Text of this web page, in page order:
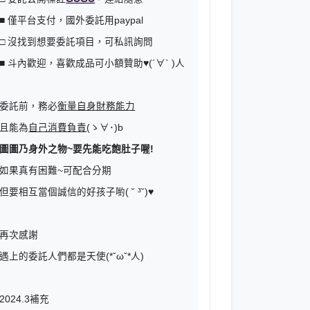
■ 僅平台支付，國外委託用paypal
□ 沒找到想要委託項目，可私訊詢問
■ 斗內歡迎，喜歡成品可小額贊助♥(´∀` )人
委託前，務必衡量自身財務能力
且能為 自己消費負責(ゝ∀･)b
圖圖乃身外之物~要先能吃飽肚子喔!
如果真有困難~可配合分期
但要相互當個誠信的好孩子喲( ˘ ³˘)♥
再次感謝
遇上的委託人們都是天使(*ˇωˇ*人)
2024.3補充